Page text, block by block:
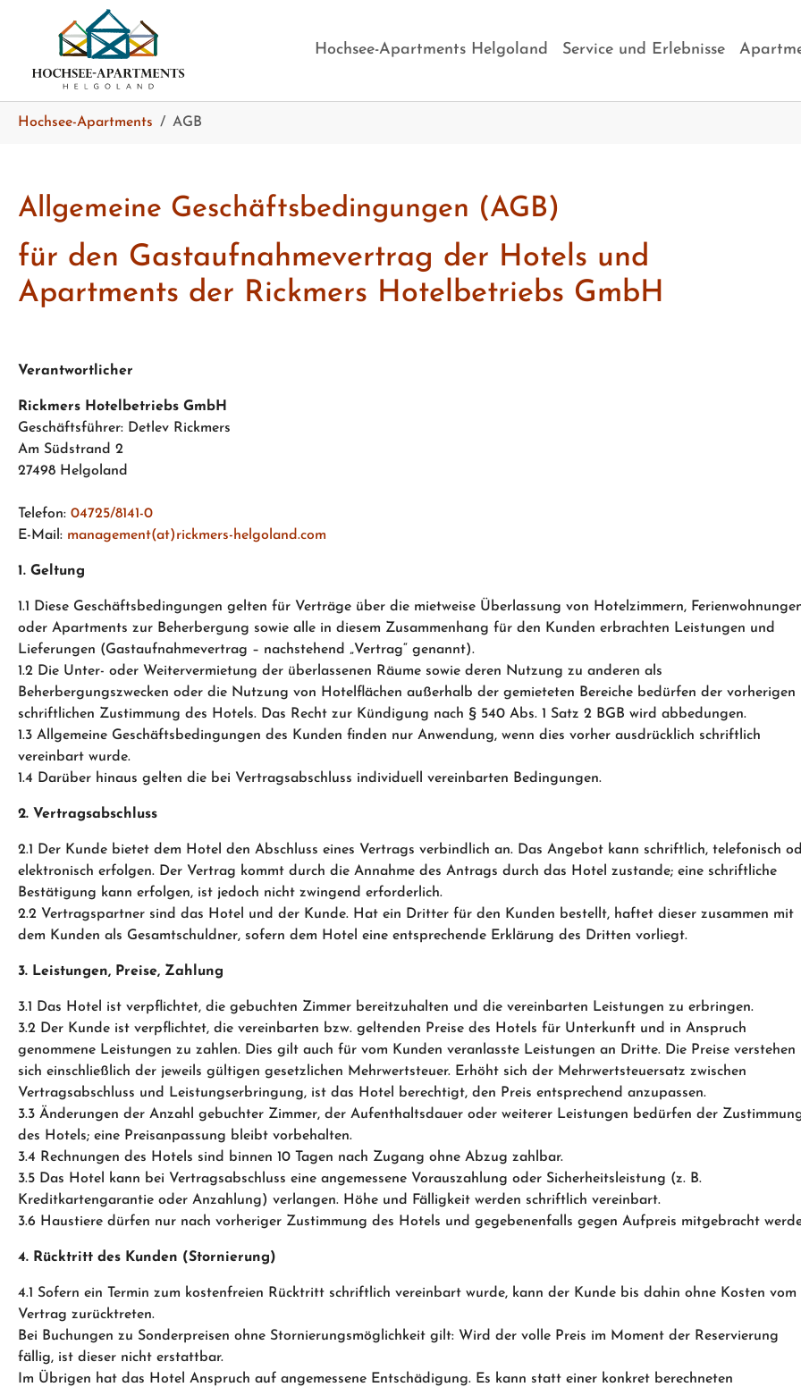
Skip to main content
Skip to page footer
Hochsee-Apartments Helgoland Service und Erlebnisse
Hochsee-Apartments
AGB
Allgemeine Geschäftsbedingungen (AGB)
für den Gastaufnahmevertrag der Hotels und
Apartments der Rickmers Hotelbetriebs GmbH
Verantwortlicher
Rickmers Hotelbetriebs GmbH
Geschäftsführer: Detlev Rickmers
Am Südstrand 2
27498 Helgoland
Telefon: 04725/8141-0
E-Mail: management(at)rickmers-helgoland.com
1. Geltung
1.1 Diese Geschäftsbedingungen gelten für Verträge über die mietweise Überlassung von Hotelzimmern,
oder Apartments zur Beherbergung sowie alle in diesem Zusammenhang für den Kunden erbrachten Leistungen und
Lieferungen (Gastaufnahmevertrag – nachstehend „Vertrag“ genannt).
1.2 Die Unter- oder Weitervermietung der überlassenen Räume sowie deren Nutzung zu anderen als
Beherbergungszwecken oder die Nutzung von Hotelflächen außerhalb der gemieteten Bereiche bedürfen der vorherigen
schriftlichen Zustimmung des Hotels. Das Recht zur Kündigung nach § 540 Abs. 1 Satz 2 BGB wird abbedungen.
1.3 Allgemeine Geschäftsbedingungen des Kunden finden nur Anwendung, wenn dies vorher ausdrücklich schriftlich
vereinbart wurde.
1.4 Darüber hinaus gelten die bei Vertragsabschluss individuell vereinbarten Bedingungen.
2. Vertragsabschluss
2.1 Der Kunde bietet dem Hotel den Abschluss eines Vertrags verbindlich an. Das Angebot kann schriftlich, telefonisch
elektronisch erfolgen. Der Vertrag kommt durch die Annahme des Antrags durch das Hotel zustande; eine schriftliche
Bestätigung kann erfolgen, ist jedoch nicht zwingend erforderlich.
2.2 Vertragspartner sind das Hotel und der Kunde. Hat ein Dritter für den Kunden bestellt, haftet dieser zusammen mit
dem Kunden als Gesamtschuldner, sofern dem Hotel eine entsprechende Erklärung des Dritten vorliegt.
3. Leistungen, Preise, Zahlung
3.1 Das Hotel ist verpflichtet, die gebuchten Zimmer bereitzuhalten und die vereinbarten Leistungen zu erbringen.
3.2 Der Kunde ist verpflichtet, die vereinbarten bzw. geltenden Preise des Hotels für Unterkunft und in Anspruch
genommene Leistungen zu zahlen. Dies gilt auch für vom Kunden veranlasste Leistungen an Dritte. Die Preise verstehen
sich einschließlich der jeweils gültigen gesetzlichen Mehrwertsteuer. Erhöht sich der Mehrwertsteuersatz zwischen
Vertragsabschluss und Leistungserbringung, ist das Hotel berechtigt, den Preis entsprechend anzupassen.
3.3 Änderungen der Anzahl gebuchter Zimmer, der Aufenthaltsdauer oder weiterer Leistungen bedürfen der
des Hotels; eine Preisanpassung bleibt vorbehalten.
3.4 Rechnungen des Hotels sind binnen 10 Tagen nach Zugang ohne Abzug zahlbar.
3.5 Das Hotel kann bei Vertragsabschluss eine angemessene Vorauszahlung oder Sicherheitsleistung (z. B.
Kreditkartengarantie oder Anzahlung) verlangen. Höhe und Fälligkeit werden schriftlich vereinbart.
3.6 Haustiere dürfen nur nach vorheriger Zustimmung des Hotels und gegebenenfalls gegen Aufpreis mitgebracht
4. Rücktritt des Kunden (Stornierung)
4.1 Sofern ein Termin zum kostenfreien Rücktritt schriftlich vereinbart wurde, kann der Kunde bis dahin ohne Kosten vom
Vertrag zurücktreten.
Bei Buchungen zu Sonderpreisen ohne Stornierungsmöglichkeit gilt: Wird der volle Preis im Moment der Reservierung
fällig, ist dieser nicht erstattbar.
Im Übrigen hat das Hotel Anspruch auf angemessene Entschädigung. Es kann statt einer konkret berechneten